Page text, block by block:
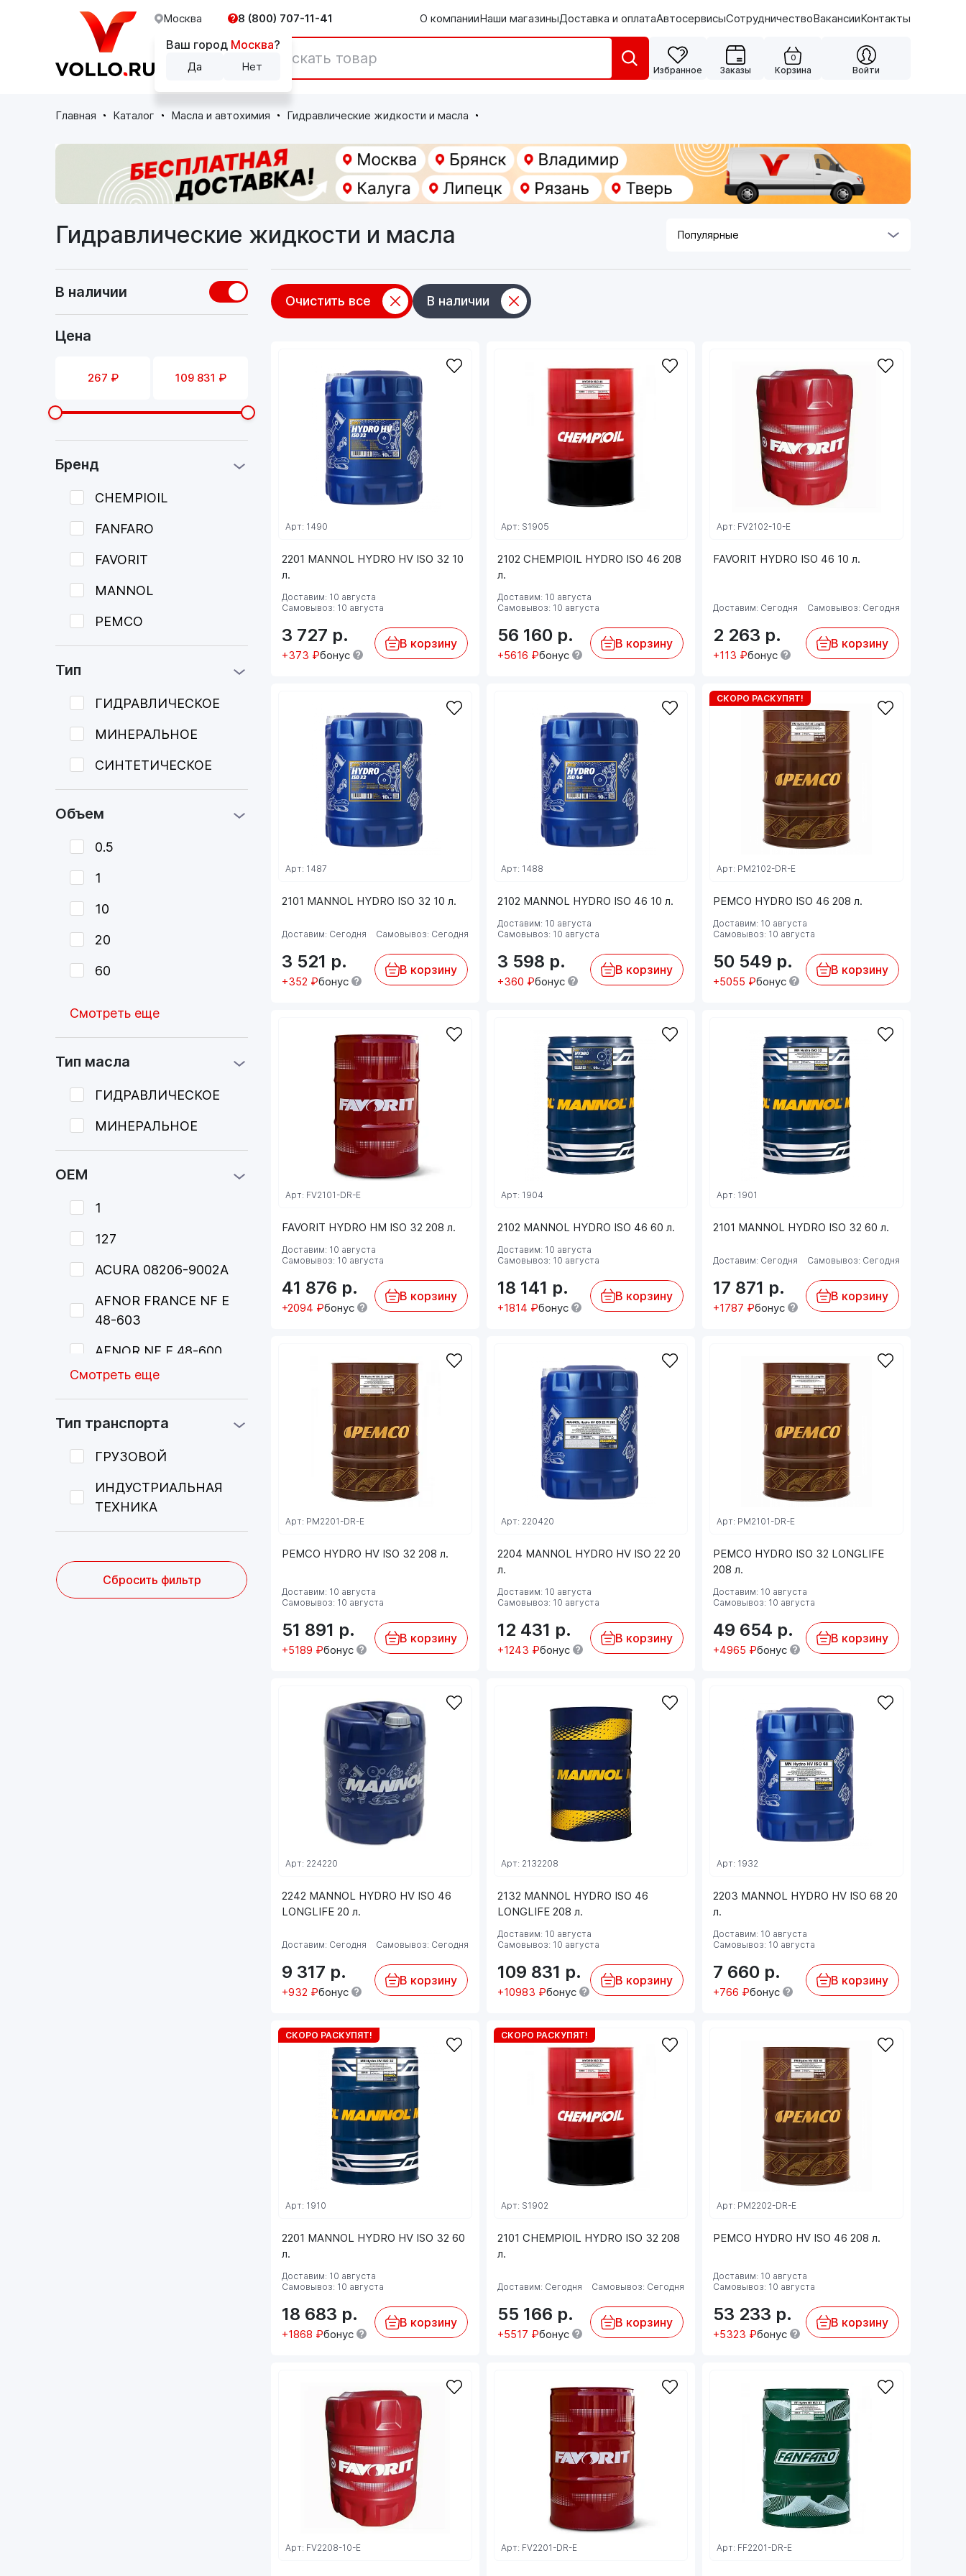
Москва
Ваш город Москва?
Да Нет
8 (800) 707-11-41 О компанииНаши магазиныДоставка и оплатаАвтосервисыСотрудничествоВакансииКонтакты
Каталог
Избранное Заказы
0
Корзина Войти
Главная Каталог Масла и автохимия Гидравлические жидкости и масла
Гидравлические жидкости и масла
В наличии
Цена
Бренд
CHEMPIOIL
FANFARO
FAVORIT
MANNOL
PEMCO
Тип
ГИДРАВЛИЧЕСКОЕ
МИНЕРАЛЬНОЕ
СИНТЕТИЧЕСКОЕ
Объем
0.5
1
10
20
60
Смотреть еще
Тип масла
ГИДРАВЛИЧЕСКОЕ
МИНЕРАЛЬНОЕ
OEM
1
127
ACURA 08206-9002A
AFNOR FRANCE NF E
48-603
AFNOR NF E 48-600
Смотреть еще
Тип транспорта
ГРУЗОВОЙ
ИНДУСТРИАЛЬНАЯ
ТЕХНИКА
Сбросить фильтр
Очистить все В наличии
2201 MANNOL HYDRO HV ISO 32 10
л.
Арт: 1490
Доставим: 10 августа
Самовывоз: 10 августа
3 727 р.
+373 ₽бонус
В корзину
2102 CHEMPIOIL HYDRO ISO 46 208
л.
Арт: S1905
Доставим: 10 августа
Самовывоз: 10 августа
56 160 р.
+5616 ₽бонус
В корзину
FAVORIT HYDRO ISO 46 10 л.
Арт: FV2102-10-E
Доставим: Сегодня Самовывоз: Сегодня
2 263 р.
+113 ₽бонус
В корзину
2101 MANNOL HYDRO ISO 32 10 л.
Арт: 1487
Доставим: Сегодня Самовывоз: Сегодня
3 521 р.
+352 ₽бонус
В корзину
2102 MANNOL HYDRO ISO 46 10 л.
Арт: 1488
Доставим: 10 августа
Самовывоз: 10 августа
3 598 р.
+360 ₽бонус
В корзину
PEMCO HYDRO ISO 46 208 л.
Арт: PM2102-DR-E
Доставим: 10 августа
Самовывоз: 10 августа
50 549 р.
+5055 ₽бонус
В корзину
СКОРО РАСКУПЯТ!
FAVORIT HYDRO HM ISO 32 208 л.
Арт: FV2101-DR-E
Доставим: 10 августа
Самовывоз: 10 августа
41 876 р.
+2094 ₽бонус
В корзину
2102 MANNOL HYDRO ISO 46 60 л.
Арт: 1904
Доставим: 10 августа
Самовывоз: 10 августа
18 141 р.
+1814 ₽бонус
В корзину
2101 MANNOL HYDRO ISO 32 60 л.
Арт: 1901
Доставим: Сегодня Самовывоз: Сегодня
17 871 р.
+1787 ₽бонус
В корзину
PEMCO HYDRO HV ISO 32 208 л.
Арт: PM2201-DR-E
Доставим: 10 августа
Самовывоз: 10 августа
51 891 р.
+5189 ₽бонус
В корзину
2204 MANNOL HYDRO HV ISO 22 20
л.
Арт: 220420
Доставим: 10 августа
Самовывоз: 10 августа
12 431 р.
+1243 ₽бонус
В корзину
PEMCO HYDRO ISO 32 LONGLIFE
208 л.
Арт: PM2101-DR-E
Доставим: 10 августа
Самовывоз: 10 августа
49 654 р.
+4965 ₽бонус
В корзину
2242 MANNOL HYDRO HV ISO 46
LONGLIFE 20 л.
Арт: 224220
Доставим: Сегодня Самовывоз: Сегодня
9 317 р.
+932 ₽бонус
В корзину
2132 MANNOL HYDRO ISO 46
LONGLIFE 208 л.
Арт: 2132208
Доставим: 10 августа
Самовывоз: 10 августа
109 831 р.
+10983 ₽бонус
В корзину
2203 MANNOL HYDRO HV ISO 68 20
л.
Арт: 1932
Доставим: 10 августа
Самовывоз: 10 августа
7 660 р.
+766 ₽бонус
В корзину
2201 MANNOL HYDRO HV ISO 32 60
л.
Арт: 1910
Доставим: 10 августа
Самовывоз: 10 августа
18 683 р.
+1868 ₽бонус
В корзину
СКОРО РАСКУПЯТ!
2101 CHEMPIOIL HYDRO ISO 32 208
л.
Арт: S1902
Доставим: Сегодня Самовывоз: Сегодня
55 166 р.
+5517 ₽бонус
В корзину
СКОРО РАСКУПЯТ!
PEMCO HYDRO HV ISO 46 208 л.
Арт: PM2202-DR-E
Доставим: 10 августа
Самовывоз: 10 августа
53 233 р.
+5323 ₽бонус
В корзину
Арт: FV2208-10-E Арт: FV2201-DR-E Арт: FF2201-DR-E